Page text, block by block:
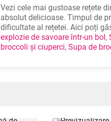
Vezi cele mai gustoase rețete
absolut delicioase. Timpul de
dificultate al rețetei. Aici poți
explozie de savoare într-un bol,
broccoli și ciuperci, Supa de